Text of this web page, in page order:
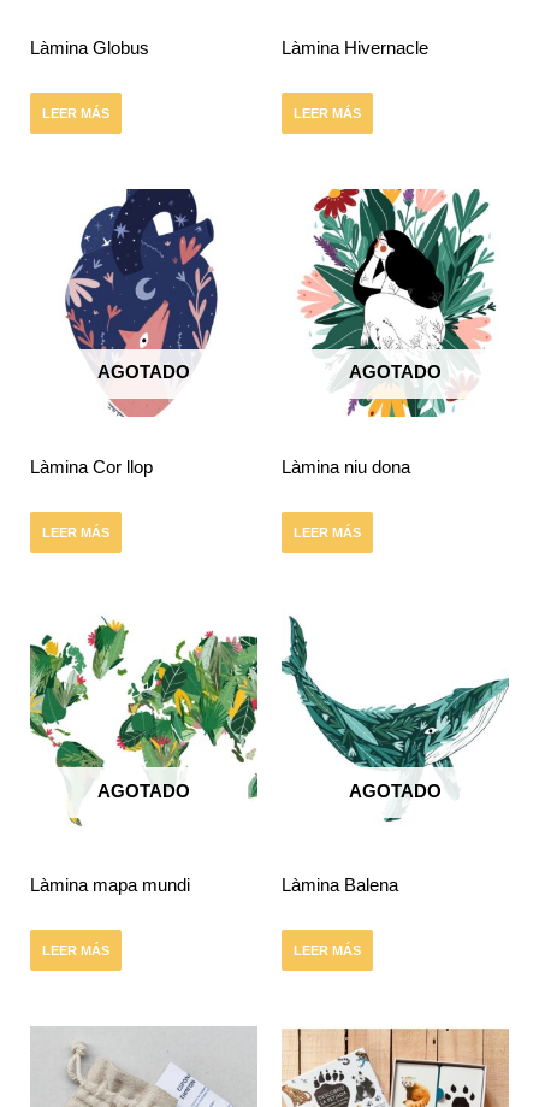
Làmina Globus
LEER MÁS
Làmina Hivernacle
LEER MÁS
AGOTADO
Làmina Cor llop
LEER MÁS
AGOTADO
Làmina niu dona
LEER MÁS
AGOTADO
Làmina mapa mundi
LEER MÁS
AGOTADO
Làmina Balena
LEER MÁS